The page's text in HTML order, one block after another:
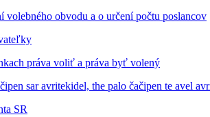
volebného obvodu a o určení počtu poslancov
práva voliť a práva byť volený
sar avritekidel, the palo čačipen te avel
SR